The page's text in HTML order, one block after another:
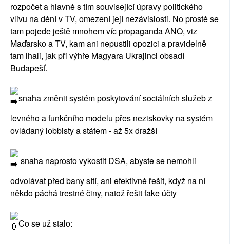
rozpočet a hlavně s tím související úpravy politického
vlivu na dění v TV, omezení její nezávislosti. No prostě se
tam pojede ještě mnohem víc propaganda ANO, viz
Maďarsko a TV, kam ani nepustili opozici a pravidelně
tam lhali, jak při výhře Magyara Ukrajinci obsadí
Budapešť.
snaha změnit systém poskytování sociálních služeb z
levného a funkčního modelu přes neziskovky na systém
ovládaný lobbisty a státem - až 5x dražší
snaha naprosto vykostit DSA, abyste se nemohli
odvolávat před bany sítí, ani efektivně řešit, když na ní
někdo páchá trestné činy, natož řešit fake účty
Co se už stalo: